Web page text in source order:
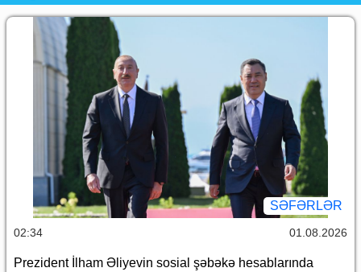
SƏFƏRLƏR
02:34 01.08.2026
Prezident İlham Əliyevin sosial şəbəkə hesablarında